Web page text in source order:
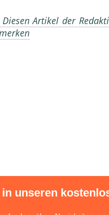
Diesen Artikel der
unseren